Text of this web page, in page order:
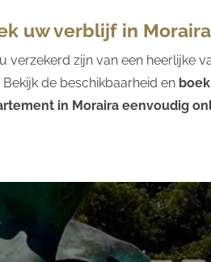
uw verblijf in Moraira
verzekerd zijn van een heerlijke
Bekijk de beschikbaarheid en
in Moraira eenvoudig